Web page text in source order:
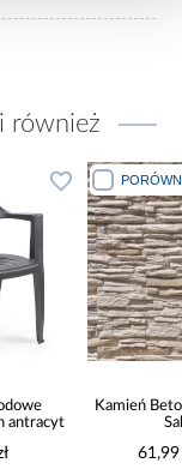
również
antracyt
Kamień
61,99